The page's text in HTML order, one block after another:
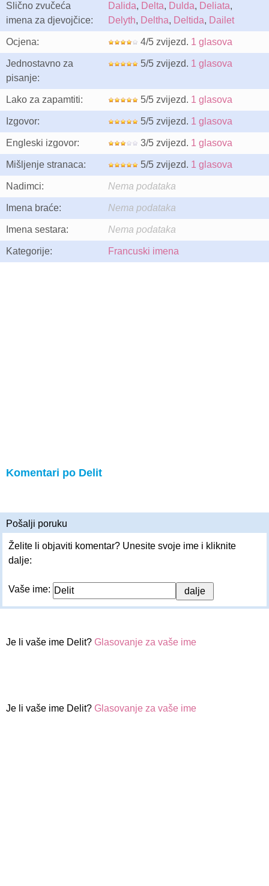
Slično zvučeća
imena za djevojčice:
Dalida, Delta, Dulda, Deliata,
Delyth, Deltha, Deltida, Dailet
Ocjena: 4/5 zvijezd. 1 glasova
Jednostavno za
pisanje:
5/5 zvijezd. 1 glasova
Lako za zapamtiti: 5/5 zvijezd. 1 glasova
Izgovor: 5/5 zvijezd. 1 glasova
Engleski izgovor: 3/5 zvijezd. 1 glasova
Mišljenje stranaca: 5/5 zvijezd. 1 glasova
Nadimci: Nema podataka
Imena braće: Nema podataka
Imena sestara: Nema podataka
Kategorije: Francuski imena
Komentari po Delit
Pošalji poruku
Želite li objaviti komentar? Unesite svoje ime i kliknite
dalje:
Vaše ime:
Je li vaše ime Delit? Glasovanje za vaše ime
Je li vaše ime Delit? Glasovanje za vaše ime